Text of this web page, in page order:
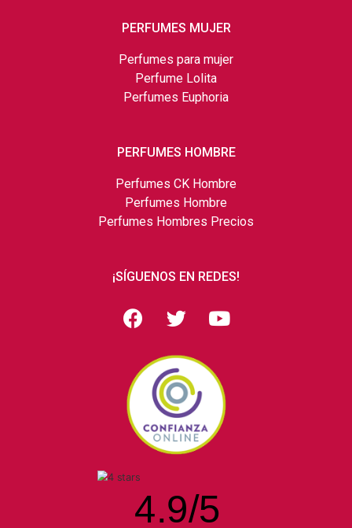
PERFUMES MUJER
Perfumes para mujer
Perfume Lolita
Perfumes Euphoria
PERFUMES HOMBRE
Perfumes CK Hombre
Perfumes Hombre
Perfumes Hombres Precios
¡SÍGUENOS EN REDES!
4.9/5